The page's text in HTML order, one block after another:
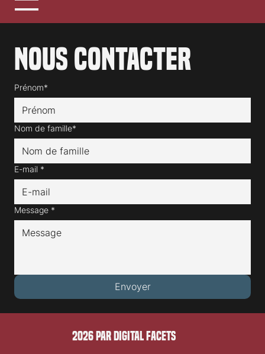
Nous contacter
Prénom*
Nom de famille*
E-mail *
Message *
Envoyer
2026 PAR DIGITAL FACETS